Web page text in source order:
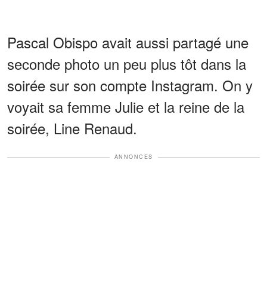
Pascal Obispo avait aussi partagé une
seconde photo un peu plus tôt dans la
soirée sur son compte Instagram. On y
voyait sa femme Julie et la reine de la
soirée, Line Renaud.
ANNONCES